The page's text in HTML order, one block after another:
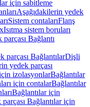
için sabitleme
Aşağıdakilerin yedek
Sistem contalarıFlanş
Isıtma sistem boruları
Bağlantı
parçası BağlantılarDişli
yedek parçası
izolasyonlarBağlantılar
için contalarBağlantılar
Bağlantılar için
Bağlantılar için